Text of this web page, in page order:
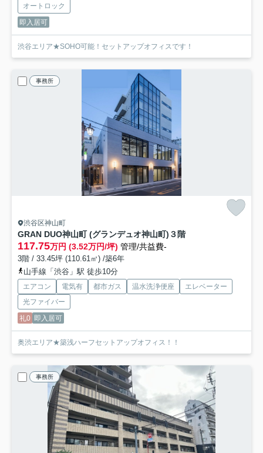
オートロック
即入居可
渋谷エリア★SOHO可能！セットアップオフィスです！
事務所
渋谷区神山町
GRAN DUO神山町 (グランデュオ神山町) ３階
117.75万円 (3.52万円/坪) 管理/共益費-
3階 / 33.45坪 (110.61㎡) /築6年
山手線「渋谷」駅 徒歩10分
エアコン 電気有 都市ガス 温水洗浄便座
エレベーター
光ファイバー
礼0 即入居可
奥渋エリア★築浅ハーフセットアップオフィス！！
事務所